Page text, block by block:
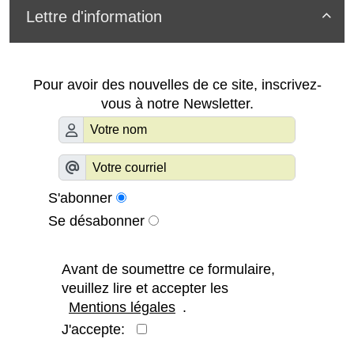

Lettre d'information
Pour avoir des nouvelles de ce site, inscrivez-
vous à notre Newsletter.
S'abonner
Se désabonner
Avant de soumettre ce formulaire,
veuillez lire et accepter les
Mentions légales .
J'accepte: